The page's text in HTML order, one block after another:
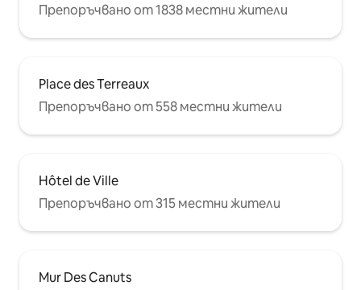
Препоръчвано от 1838 местни жители
Place des Terreaux
Препоръчвано от 558 местни жители
Hôtel de Ville
Препоръчвано от 315 местни жители
Mur Des Canuts